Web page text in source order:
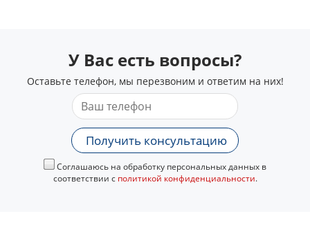
У Вас есть вопросы?
Оставьте телефон, мы перезвоним и ответим на них!
Получить консультацию
Соглашаюсь на обработку персональных данных в
соответствии с политикой конфиденциальности.